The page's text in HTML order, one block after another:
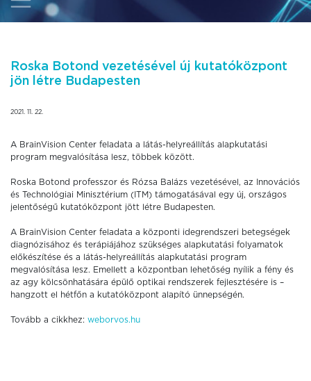
Roska Botond vezetésével új kutatóközpont
jön létre Budapesten
2021. 11. 22.
A BrainVision Center feladata a látás-helyreállítás alapkutatási
program megvalósítása lesz, többek között.
Roska Botond professzor és Rózsa Balázs vezetésével, az Innovációs
és Technológiai Minisztérium (ITM) támogatásával egy új, országos
jelentőségű kutatóközpont jött létre Budapesten.
A BrainVision Center feladata a központi idegrendszeri betegségek
diagnózisához és terápiájához szükséges alapkutatási folyamatok
előkészítése és a látás-helyreállítás alapkutatási program
megvalósítása lesz. Emellett a központban lehetőség nyílik a fény és
az agy kölcsönhatására épülő optikai rendszerek fejlesztésére is –
hangzott el hétfőn a kutatóközpont alapító ünnepségén.
Tovább a cikkhez: weborvos.hu